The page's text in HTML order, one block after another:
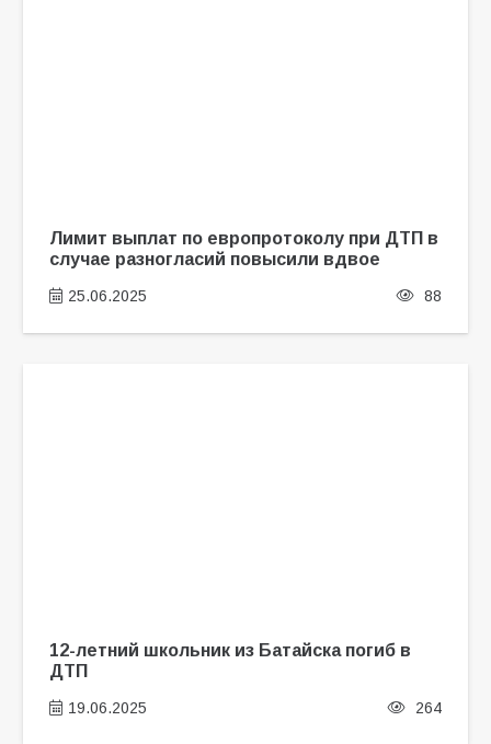
Лимит выплат по европротоколу при ДТП в
случае разногласий повысили вдвое
25.06.2025 88
12-летний школьник из Батайска погиб в
ДТП
19.06.2025 264